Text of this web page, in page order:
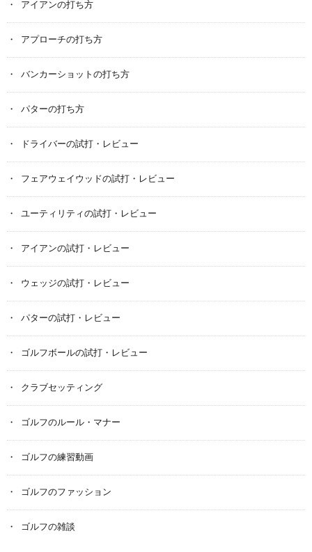
アイアンの打ち方
アプローチの打ち方
バンカーショットの打ち方
パターの打ち方
ドライバーの試打・レビュー
フェアウェイウッドの試打・レビュー
ユーティリティの試打・レビュー
アイアンの試打・レビュー
ウェッジの試打・レビュー
パターの試打・レビュー
ゴルフボールの試打・レビュー
クラブセッティング
ゴルフのルール・マナー
ゴルフの練習動画
ゴルフのファッション
ゴルフの雑談